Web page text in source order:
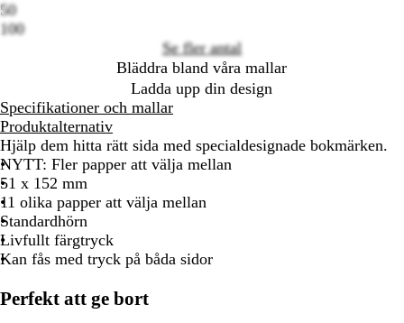
50
100
Se fler antal
Bläddra bland våra mallar
Ladda upp din design
Specifikationer och mallar
Produktalternativ
Hjälp dem hitta rätt sida med specialdesignade bokmärken.
NYTT: Fler papper att välja mellan
51 x 152 mm
11 olika papper att välja mellan
Standardhörn
Livfullt färgtryck
Kan fås med tryck på båda sidor
Perfekt att ge bort